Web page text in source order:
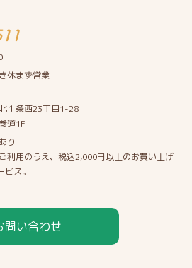
休まず営業
１条西23丁目1-28
道1F
り
利用のうえ、税込2,000円以上のお買い上げ
ス。
問い合わせ